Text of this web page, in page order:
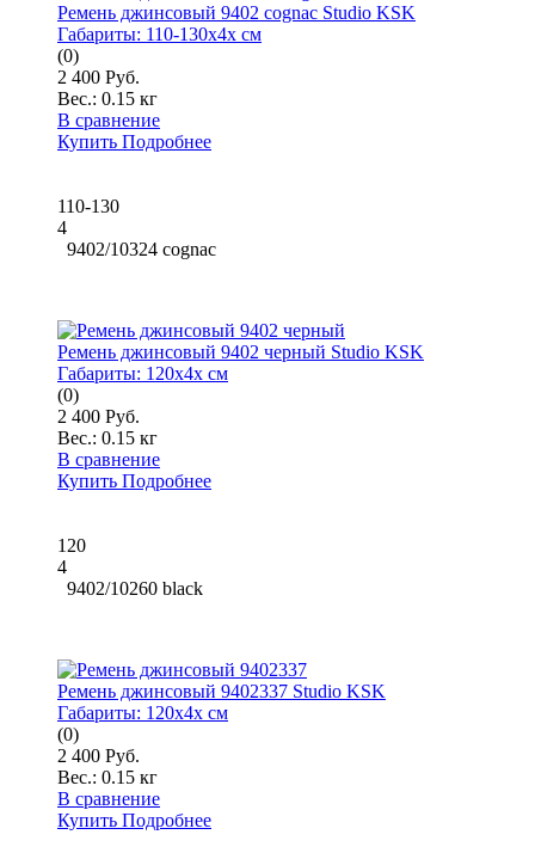
Ремень джинсовый 9402 cognac Studio KSK
Габариты: 110-130x4x см
(0)
2 400 Руб.
Вес.: 0.15 кг
В сравнение
Купить Подробнее
110-130
4
9402/10324 cognac
Ремень джинсовый 9402 черный Studio KSK
Габариты: 120x4x см
(0)
2 400 Руб.
Вес.: 0.15 кг
В сравнение
Купить Подробнее
120
4
9402/10260 black
Ремень джинсовый 9402337 Studio KSK
Габариты: 120x4x см
(0)
2 400 Руб.
Вес.: 0.15 кг
В сравнение
Купить Подробнее